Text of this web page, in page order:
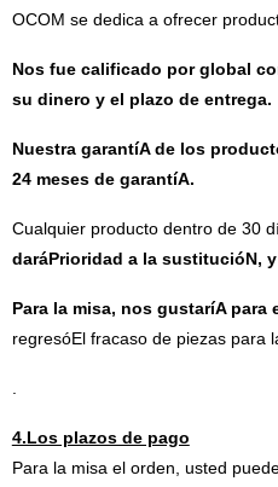
OCOM se dedica a ofrecer
Nos fue calificado por global
su dinero y el plazo de entrega.
Nuestra garantíA de los
24 meses de garantíA.
Cualquier producto dentro de 30
daráPrioridad a la sustitucióN,
Para la misa, nos gustaríA
regresóEl fracaso de piezas para
4.Los plazos de pago
Para la misa el orden, usted